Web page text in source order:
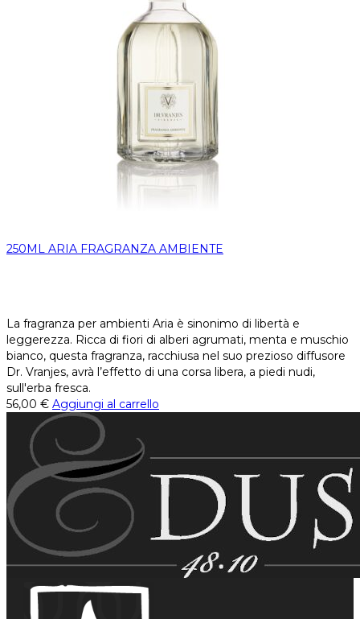
250ML ARIA FRAGRANZA AMBIENTE
La fragranza per ambienti Aria è sinonimo di libertà e
leggerezza. Ricca di fiori di alberi agrumati, menta e muschio
bianco, questa fragranza, racchiusa nel suo prezioso diffusore
Dr. Vranjes, avrà l’effetto di una corsa libera, a piedi nudi,
sull'erba fresca.
56,00 € Aggiungi al carrello